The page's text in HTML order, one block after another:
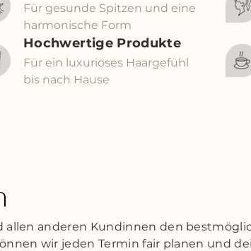
Für gesunde Spitzen und eine
harmonische Form
Hochwertige Produkte
Für ein luxuriöses Haargefühl
bis nach Hause
anderen Kundinnen den
wir jeden Termin fair planen und